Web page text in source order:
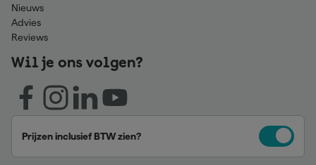
Nieuws
Advies
Reviews
Wil je ons volgen?
Prijzen inclusief BTW zien?